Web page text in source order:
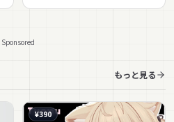
Sponsored
もっと見る
¥390